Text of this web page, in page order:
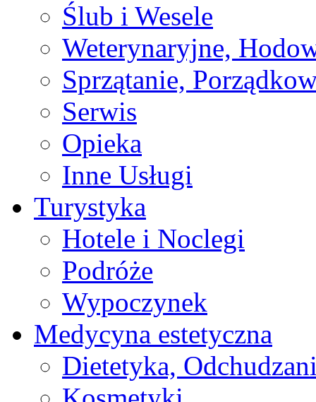
Ślub i Wesele
Weterynaryjne,
Sprzątanie,
Serwis
Opieka
Inne Usługi
Turystyka
Hotele i Noclegi
Podróże
Wypoczynek
Medycyna estetyczna
Dietetyka,